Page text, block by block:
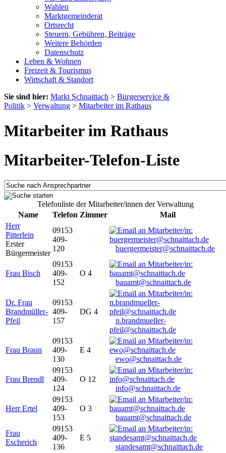
Wahlen
Marktgemeinderat
Ortsrecht
Steuern, Gebühren, Beiträge
Weitere Behörden
Datenschutz
Leben & Wohnen
Freizeit & Tourismus
Wirtschaft & Standort
Sie sind hier: Markt Schnaittach > Bürgerservice &
Politik > Verwaltung > Mitarbeiter im Rathaus
Mitarbeiter im Rathaus
Mitarbeiter-Telefon-Liste
Telefonliste der Mitarbeiter/innen der Verwaltung
Name
Telefon Zimmer
Mail
Herr
Pitterlein
Erster
Bürgermeister
09153
409-
120
buergermeister@schnaittach.de
Frau Bisch
09153
409-
152
O 4
bauamt@schnaittach.de
Dr. Frau
Brandmüller-
Pfeil
09153
409-
157
DG 4
n.brandmueller-
pfeil@schnaittach.de
Frau Braun
09153
409-
130
E 4
ewo@schnaittach.de
Frau Brendl
09153
409-
124
O 12
info@schnaittach.de
Herr Ertel
09153
409-
153
O 3
bauamt@schnaittach.de
Frau
Escherich
09153
409-
136
E 5
standesamt@schnaittach.de